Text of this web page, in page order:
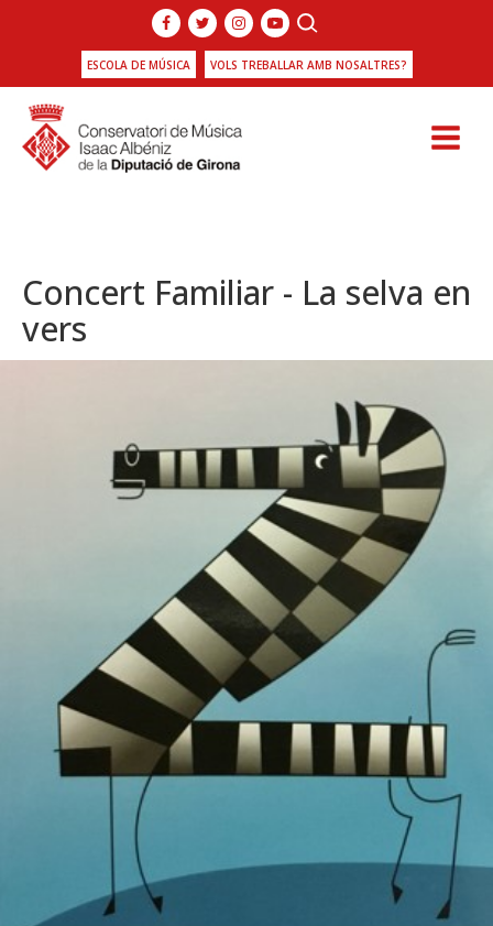
ESCOLA DE MÚSICA VOLS TREBALLAR AMB NOSALTRES?
Concert Familiar - La selva en
vers